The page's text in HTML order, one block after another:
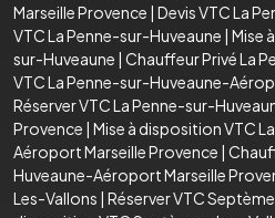
Marseille Provence | Devis VTC La
VTC La Penne-sur-Huveaune | Mise
sur-Huveaune | Chauffeur Privé La
VTC La Penne-sur-Huveaune-
Réserver VTC La Penne-sur-
Provence | Mise à disposition VTC
Aéroport Marseille Provence |
Huveaune-Aéroport Marseille
Les-Vallons | Réserver VTC